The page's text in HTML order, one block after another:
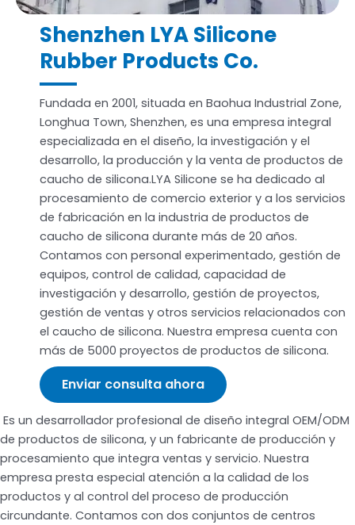
Shenzhen LYA Silicone
Rubber Products Co.
Fundada en 2001, situada en Baohua Industrial Zone,
Longhua Town, Shenzhen, es una empresa integral
especializada en el diseño, la investigación y el
desarrollo, la producción y la venta de productos de
caucho de silicona.LYA Silicone se ha dedicado al
procesamiento de comercio exterior y a los servicios
de fabricación en la industria de productos de
caucho de silicona durante más de 20 años.
Contamos con personal experimentado, gestión de
equipos, control de calidad, capacidad de
investigación y desarrollo, gestión de proyectos,
gestión de ventas y otros servicios relacionados con
el caucho de silicona. Nuestra empresa cuenta con
más de 5000 proyectos de productos de silicona.
Enviar consulta ahora
Es un desarrollador profesional de diseño integral OEM/ODM
de productos de silicona, y un fabricante de producción y
procesamiento que integra ventas y servicio. Nuestra
empresa presta especial atención a la calidad de los
productos y al control del proceso de producción
circundante. Contamos con dos conjuntos de centros